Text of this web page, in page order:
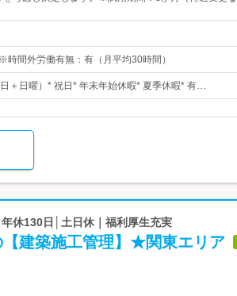
間外労働有無：有（月平均30時間）
＋日曜）* 祝日* 年末年始休暇* 夏季休暇* 有…
休130日│土日休｜福利厚生充実
建築施工管理】★関東エリア